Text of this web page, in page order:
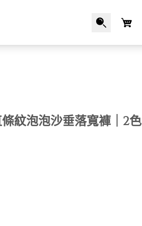
Cart
紋泡泡沙垂落寬褲｜2色